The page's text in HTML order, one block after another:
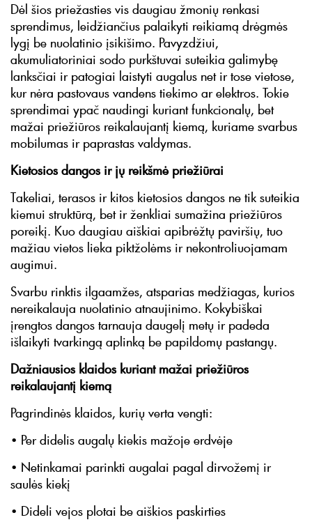
Dėl šios priežasties vis daugiau žmonių renkasi
sprendimus, leidžiančius palaikyti reikiamą drėgmės
lygį be nuolatinio įsikišimo. Pavyzdžiui,
akumuliatoriniai sodo purkštuvai suteikia galimybę
lanksčiai ir patogiai laistyti augalus net ir tose vietose,
kur nėra pastovaus vandens tiekimo ar elektros. Tokie
sprendimai ypač naudingi kuriant funkcionalų, bet
mažai priežiūros reikalaujantį kiemą, kuriame svarbus
mobilumas ir paprastas valdymas.
Kietosios dangos ir jų reikšmė priežiūrai
Takeliai, terasos ir kitos kietosios dangos ne tik suteikia
kiemui struktūrą, bet ir ženkliai sumažina priežiūros
poreikį. Kuo daugiau aiškiai apibrėžtų paviršių, tuo
mažiau vietos lieka piktžolėms ir nekontroliuojamam
augimui.
Svarbu rinktis ilgaamžes, atsparias medžiagas, kurios
nereikalauja nuolatinio atnaujinimo. Kokybiškai
įrengtos dangos tarnauja daugelį metų ir padeda
išlaikyti tvarkingą aplinką be papildomų pastangų.
Dažniausios klaidos kuriant mažai priežiūros
reikalaujantį kiemą
Pagrindinės klaidos, kurių verta vengti:
• Per didelis augalų kiekis mažoje erdvėje
• Netinkamai parinkti augalai pagal dirvožemį ir
saulės kiekį
• Dideli vejos plotai be aiškios paskirties